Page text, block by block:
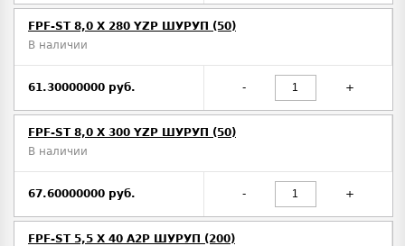
FPF-ST 8,0 X 280 YZP ШУРУП (50)
В наличии
61.30000000 руб. - +
FPF-ST 8,0 X 300 YZP ШУРУП (50)
В наличии
67.60000000 руб. - +
FPF-ST 5,5 X 40 A2P ШУРУП (200)